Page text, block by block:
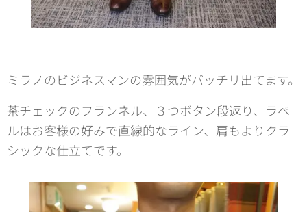
ミラノのビジネスマンの雰囲気がバッチリ出てます。
茶チェックのフランネル、３つボタン段返り、ラペ
ルはお客様の好みで直線的なライン、肩もよりクラ
シックな仕立てです。